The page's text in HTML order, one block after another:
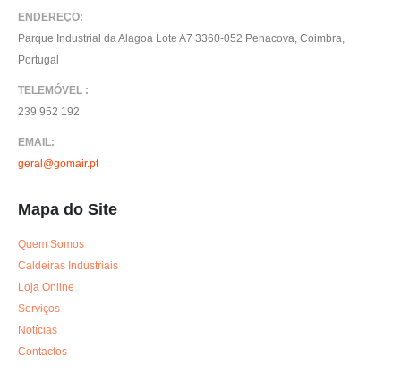
ENDEREÇO:
Parque Industrial da Alagoa Lote A7 3360-052 Penacova, Coimbra,
Portugal
TELEMÓVEL :
239 952 192
EMAIL:
geral@gomair.pt
Mapa do Site
Quem Somos
Caldeiras Industriais
Loja Online
Serviços
Notícias
Contactos